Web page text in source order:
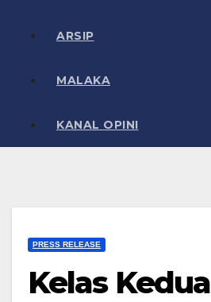
ARSIP
MALAKA
KANAL OPINI
PRESS RELEASE
Kelas Kedua